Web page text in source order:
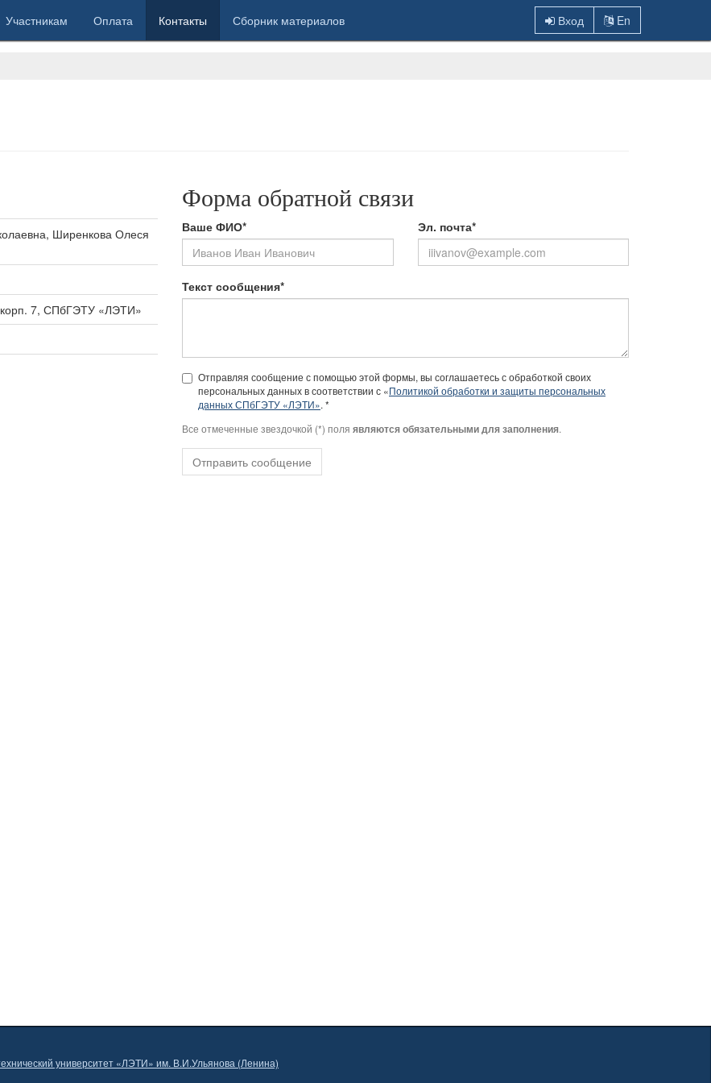
Участникам Оплата Контакты Сборник материалов Вход En
Ширенкова Олеся
корп. 7, СПбГЭТУ «ЛЭТИ»
Форма обратной связи
Ваше ФИО* Эл. почта*
Текст сообщения*
Отправляя сообщение с помощью этой формы, вы соглашаетесь с обработкой своих
персональных данных в соответствии с «Политикой обработки и защиты персональных
данных СПбГЭТУ «ЛЭТИ». *
Все отмеченные звездочкой (*) поля являются обязательными для заполнения.
Отправить сообщение
университет «ЛЭТИ» им. В.И.Ульянова (Ленина)